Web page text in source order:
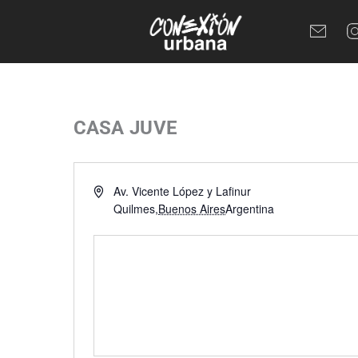
CASA JUVE
Dirección
Av. Vicente López y Lafinur
Quilmes,Buenos AiresArgentina